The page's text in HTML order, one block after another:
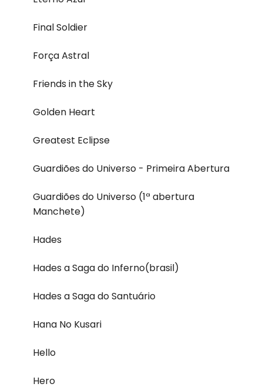
Final Soldier
Força Astral
Friends in the Sky
Golden Heart
Greatest Eclipse
Guardiões do Universo - Primeira Abertura
Guardiões do Universo (1ª abertura
Manchete)
Hades
Hades a Saga do Inferno(brasil)
Hades a Saga do Santuário
Hana No Kusari
Hello
Hero